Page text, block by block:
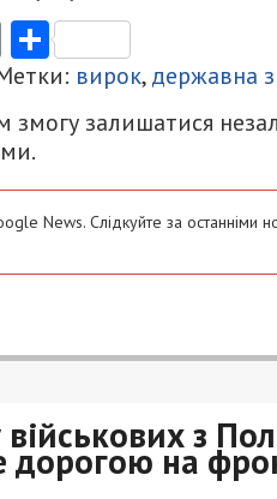
EmailПоділитися
вирок,державна
змогу залишатися
News. Слідкуйте за останніми
з
дорогою на